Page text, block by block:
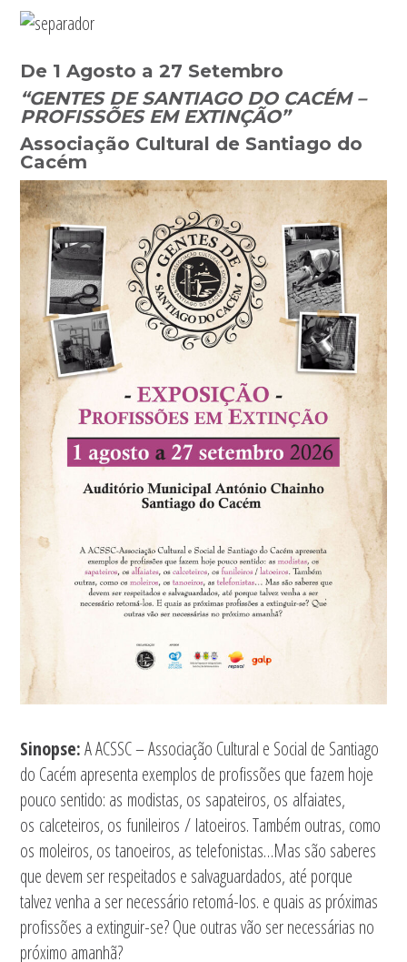
De 1 Agosto a 27 Setembro
“GENTES DE SANTIAGO DO CACÉM –
PROFISSÕES EM EXTINÇÃO”
Associação Cultural de Santiago do
Cacém
Sinopse:A ACSSC – Associação Cultural e Social de Santiago
do Cacém apresenta exemplos de profissões que fazem hoje
pouco sentido: as modistas, os sapateiros, os alfaiates,
os calceteiros, os funileiros / latoeiros. Também outras, como
os moleiros, os tanoeiros, as telefonistas…Mas são saberes
que devem ser respeitados e salvaguardados, até porque
talvez venha a ser necessário retomá-los. e quais as próximas
profissões a extinguir-se? Que outras vão ser necessárias no
próximo amanhã?